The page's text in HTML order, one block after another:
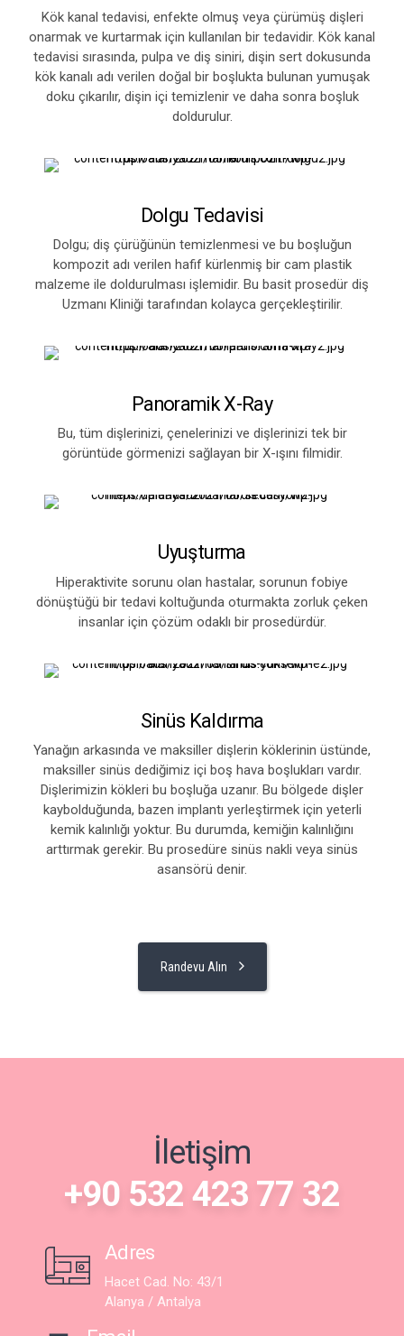
Kök kanal tedavisi, enfekte olmuş veya çürümüş dişleri
onarmak ve kurtarmak için kullanılan bir tedavidir. Kök kanal
tedavisi sırasında, pulpa ve diş siniri, dişin sert dokusunda
kök kanalı adı verilen doğal bir boşlukta bulunan yumuşak
doku çıkarılır, dişin içi temizlenir ve daha sonra boşluk
doldurulur.
Dolgu Tedavisi
Dolgu; diş çürüğünün temizlenmesi ve bu boşluğun
kompozit adı verilen hafif kürlenmiş bir cam plastik
malzeme ile doldurulması işlemidir. Bu basit prosedür diş
Uzmanı Kliniği tarafından kolayca gerçekleştirilir.
Panoramik X-Ray
Bu, tüm dişlerinizi, çenelerinizi ve dişlerinizi tek bir
görüntüde görmenizi sağlayan bir X-ışını filmidir.
Uyuşturma
Hiperaktivite sorunu olan hastalar, sorunun fobiye
dönüştüğü bir tedavi koltuğunda oturmakta zorluk çeken
insanlar için çözüm odaklı bir prosedürdür.
Sinüs Kaldırma
Yanağın arkasında ve maksiller dişlerin köklerinin üstünde,
maksiller sinüs dediğimiz içi boş hava boşlukları vardır.
Dişlerimizin kökleri bu boşluğa uzanır. Bu bölgede dişler
kaybolduğunda, bazen implantı yerleştirmek için yeterli
kemik kalınlığı yoktur. Bu durumda, kemiğin kalınlığını
arttırmak gerekir. Bu prosedüre sinüs nakli veya sinüs
asansörü denir.
Randevu Alın
İletişim
+90 532 423 77 32
Adres
Hacet Cad. No: 43/1
Alanya / Antalya